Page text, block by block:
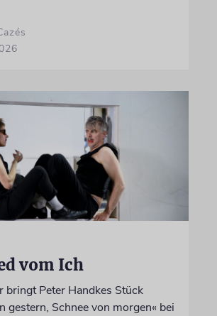
vom Ich
bringt Peter Handkes Stück
gestern, Schnee von morgen« bei